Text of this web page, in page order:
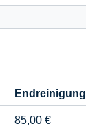
Endreinigung
85,00 €